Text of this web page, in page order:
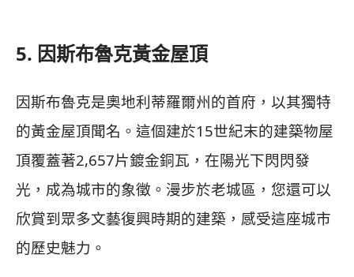
5. 因斯布魯克黃金屋頂
因斯布魯克是奧地利蒂羅爾州的首府，以其獨特
的黃金屋頂聞名。這個建於15世紀末的建築物屋
頂覆蓋著2,657片鍍金銅瓦，在陽光下閃閃發
光，成為城市的象徵。漫步於老城區，您還可以
欣賞到眾多文藝復興時期的建築，感受這座城市
的歷史魅力。